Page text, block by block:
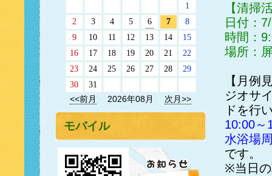
【清掃
日付：
時間：
場所：
【月例
ジオサ
ドを行
10:00～
水浴場
です。
※当日
1
2
3 4 5 6 7
8
9
10 11 12 13 14
15
16
17 18 19 20 21
22
23
24 25 26 27 28
29
30
31
<<前月
2026年08月 次月>>
モバイル